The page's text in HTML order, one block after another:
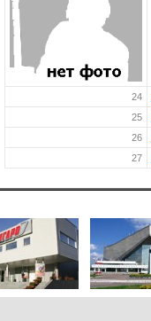
24
25
26
27